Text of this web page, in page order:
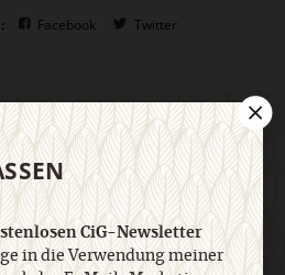
Facebook Twitter
NEWSLETTER
CiG-Newsletter
in die Verwendung meiner
CiG-Newsletter
in die Verwendung meiner